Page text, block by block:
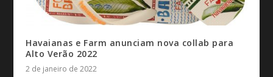
Havaianas e Farm anunciam nova collab para
Alto Verão 2022
2 de janeiro de 2022